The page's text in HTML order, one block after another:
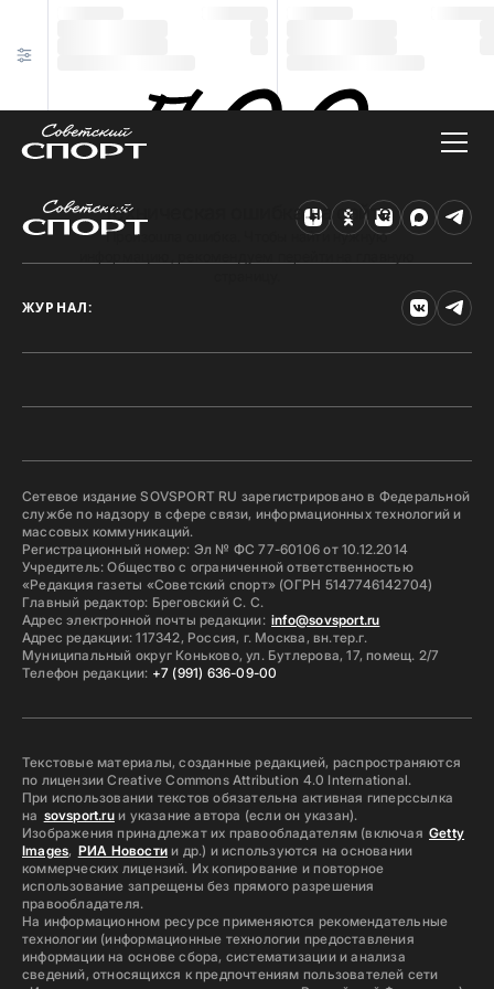
Техническая ошибка на сайте
Произошла ошибка. Чтобы найти нужную
ЖУРНАЛ:
Сетевое издание SOVSPORT RU зарегистрировано в Федеральной
службе по надзору в сфере связи, информационных технологий и
массовых коммуникаций.
Регистрационный номер: Эл № ФС 77-60106 от 10.12.2014
Учредитель: Общество с ограниченной ответственностью
«Редакция газеты «Советский спорт» (ОГРН 5147746142704)
Главный редактор: Бреговский С. С.
Адрес электронной почты редакции: info@sovsport.ru
Адрес редакции: 117342, Россия, г. Москва, вн.тер.г.
Муниципальный округ Коньково, ул. Бутлерова, 17, помещ. 2/7
Телефон редакции: +7 (991) 636-09-00
Текстовые материалы, созданные редакцией, распространяются
по лицензии Creative Commons Attribution 4.0 International.
При использовании текстов обязательна активная гиперссылка
на sovsport.ruи указание автора (если он указан).
Изображения принадлежат их правообладателям (включая Getty
Images, РИА Новостии др.) и используются на основании
коммерческих лицензий. Их копирование и повторное
использование запрещены без прямого разрешения
правообладателя.
На информационном ресурсе применяются рекомендательные
технологии (информационные технологии предоставления
информации на основе сбора, систематизации и анализа
сведений, относящихся к предпочтениям пользователей сети